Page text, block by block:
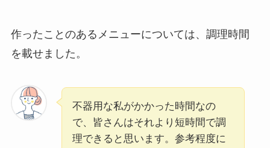
作ったことのあるメニューについては、調理時間
を載せました。
不器用な私がかかった時間なの
で、皆さんはそれより短時間で調
理できると思います。参考程度に